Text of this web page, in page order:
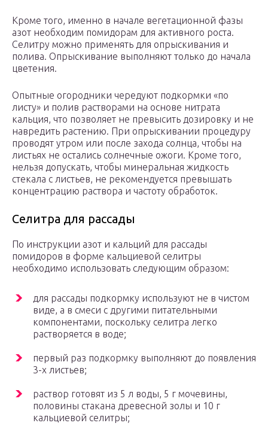
Кроме того, именно в начале вегетационной фазы
азот необходим помидорам для активного роста.
Селитру можно применять для опрыскивания и
полива. Опрыскивание выполняют только до начала
цветения.
Опытные огородники чередуют подкормки «по
листу» и полив растворами на основе нитрата
кальция, что позволяет не превысить дозировку и не
навредить растению. При опрыскивании процедуру
проводят утром или после захода солнца, чтобы на
листьях не остались солнечные ожоги. Кроме того,
нельзя допускать, чтобы минеральная жидкость
стекала с листьев, не рекомендуется превышать
концентрацию раствора и частоту обработок.
Селитра для рассады
По инструкции азот и кальций для рассады
помидоров в форме кальциевой селитры
необходимо использовать следующим образом:
для рассады подкормку используют не в чистом
виде, а в смеси с другими питательными
компонентами, поскольку селитра легко
растворяется в воде;
первый раз подкормку выполняют до появления
3-х листьев;
раствор готовят из 5 л воды, 5 г мочевины,
половины стакана древесной золы и 10 г
кальциевой селитры;